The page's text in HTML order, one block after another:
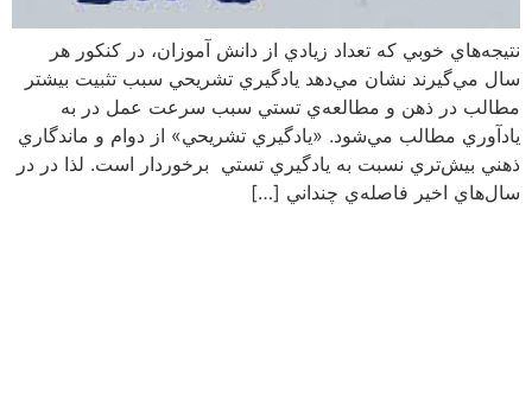
نتيجه‌هاي خوبي که تعداد زيادي از دانش آموزان، در کنکور هر
سال مي‌گيرند نشان مي‌دهد يادگيري تشريحي سبب تثبيت بيشتر
مطالب در ذهن و مطالعه‌ي تستي سبب سرعت عمل در به
يادآوري مطالب مي‌شود. «يادگيري تشريحي» از دوام و ماندگاري
ذهني بيش‌تري نسبت به يادگيري تستي برخوردار است. لذا در در
سال‌هاي اخير فاصله‌ي چنداني […]